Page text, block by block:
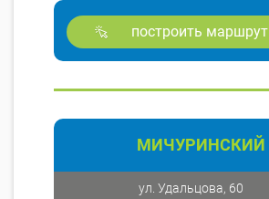
построить маршрут
МИЧУРИНСКИЙ
ул. Удальцова, 60